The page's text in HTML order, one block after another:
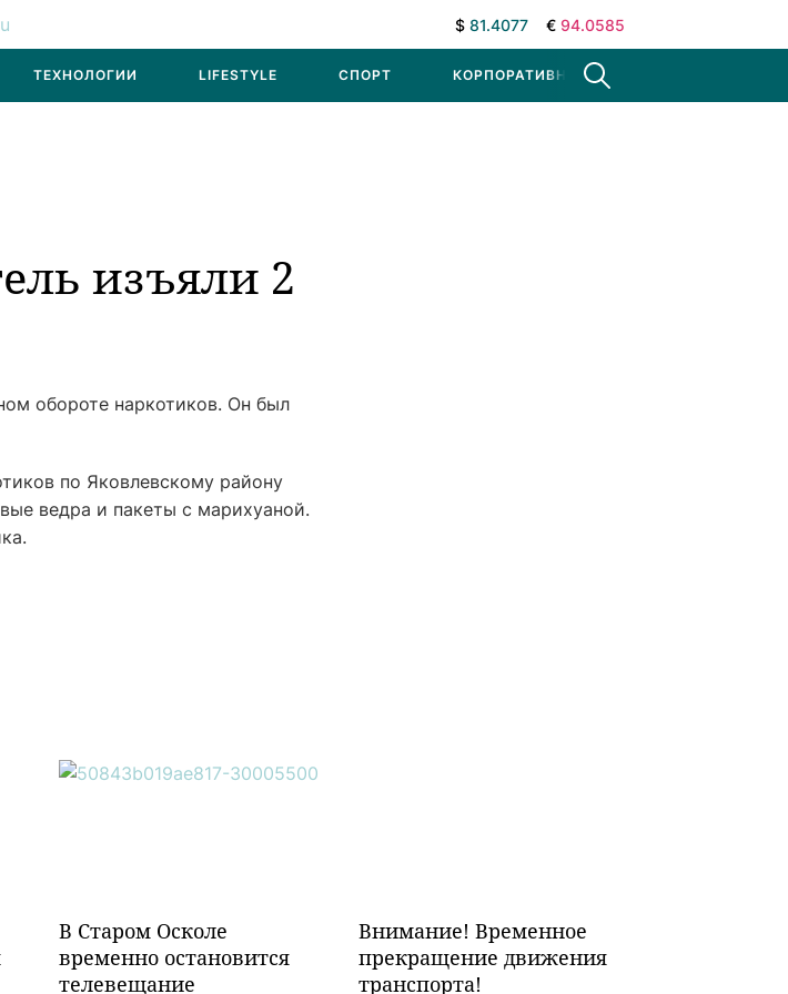
$ 81.4077 € 94.0585
ТЕХНОЛОГИИ LIFESTYLE СПОРТ КОРПОРАТИВНЫЕ НОВОСТИ
изъяли 2
обороте наркотиков. Он был
по Яковлевскому району
ведра и пакеты с марихуаной.
В Старом Осколе
временно остановится
телевещание
Внимание! Временное
прекращение движения
транспорта!